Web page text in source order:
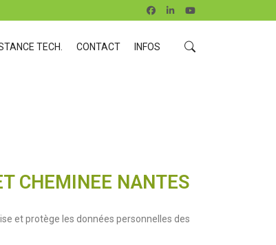
TECH. CONTACT INFOS
CHEMINEE NANTES
et protège les données personnelles des